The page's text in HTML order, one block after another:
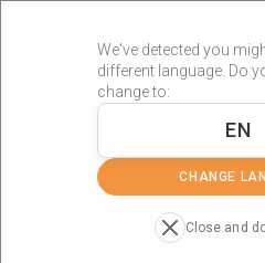
We've detected you
different language. Do
change to:
EN
CHANGE
Close and
»